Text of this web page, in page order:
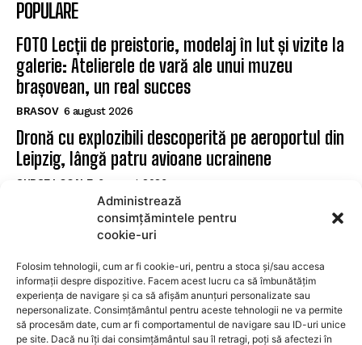
Administrează
consimțămintele pentru
cookie-uri
Folosim tehnologii, cum ar fi cookie-uri, pentru a stoca și/sau accesa
informații despre dispozitive. Facem acest lucru ca să îmbunătățim
experiența de navigare și ca să afișăm anunțuri personalizate sau
nepersonalizate. Consimțământul pentru aceste tehnologii ne va permite
să procesăm date, cum ar fi comportamentul de navigare sau ID-uri unice
pe site. Dacă nu îți dai consimțământul sau îl retragi, poți să afectezi în
POPULARE
FOTO Lecții de preistorie, modelaj în lut și vizite la
galerie: Atelierele de vară ale unui muzeu
brașovean, un real succes
BRASOV 6 august 2026
Dronă cu explozibili descoperită pe aeroportul din
Leipzig, lângă patru avioane ucrainene
SURSE LOCALE 6 august 2026
Pacienții cu diabet de la Spitalul Municipal Săcele
pot accesa examinarea cu Sudoscan
SUBSCRIBE